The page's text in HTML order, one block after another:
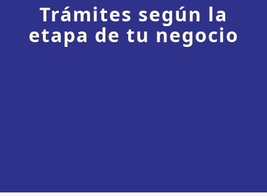
Trámites según la
etapa de tu negocio